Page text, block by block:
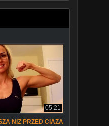
05:21
NIZ PRZED CIAZA